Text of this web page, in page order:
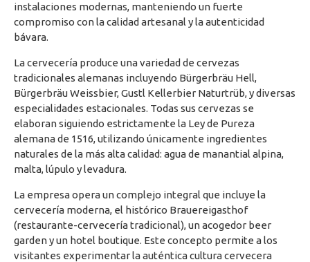
instalaciones modernas, manteniendo un fuerte
compromiso con la calidad artesanal y la autenticidad
bávara.
La cervecería produce una variedad de cervezas
tradicionales alemanas incluyendo Bürgerbräu Hell,
Bürgerbräu Weissbier, Gustl Kellerbier Naturtrüb, y diversas
especialidades estacionales. Todas sus cervezas se
elaboran siguiendo estrictamente la Ley de Pureza
alemana de 1516, utilizando únicamente ingredientes
naturales de la más alta calidad: agua de manantial alpina,
malta, lúpulo y levadura.
La empresa opera un complejo integral que incluye la
cervecería moderna, el histórico Brauereigasthof
(restaurante-cervecería tradicional), un acogedor beer
garden y un hotel boutique. Este concepto permite a los
visitantes experimentar la auténtica cultura cervecera